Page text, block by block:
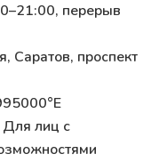
перерыв
Саратов, проспект
Для лиц с